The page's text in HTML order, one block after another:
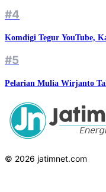
#4
Komdigi Tegur YouTube,
#5
Pelarian Mulia Wirjanto
© 2026 jatimnet.com